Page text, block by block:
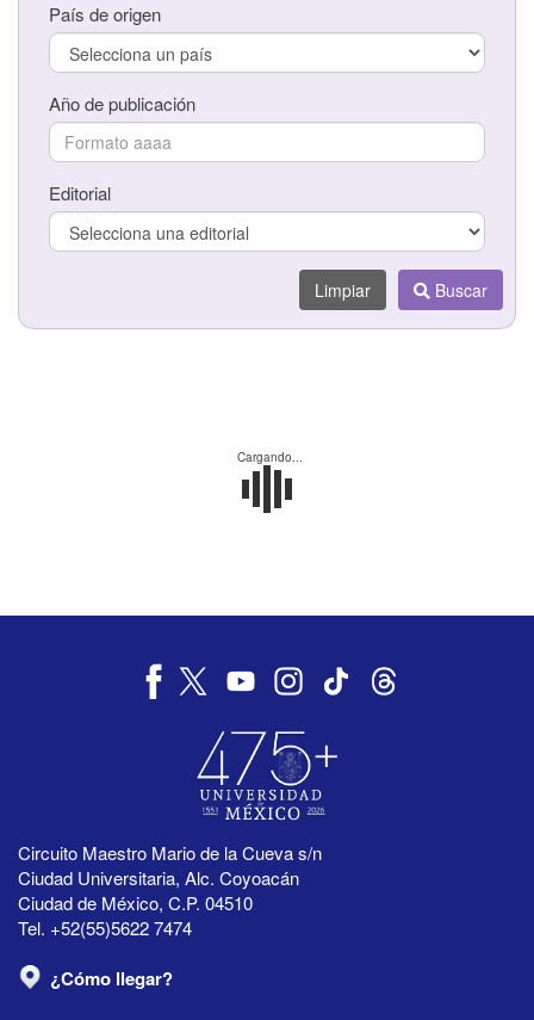
País de origen
Año de publicación
Editorial
Limpiar Buscar
País de origen
Año de publicación
Editorial
Limpiar Buscar
Cargando...
Circuito Maestro Mario de la Cueva s/n
Ciudad Universitaria, Alc. Coyoacán
Ciudad de México, C.P. 04510
Tel. +52(55)5622 7474
¿Cómo llegar?